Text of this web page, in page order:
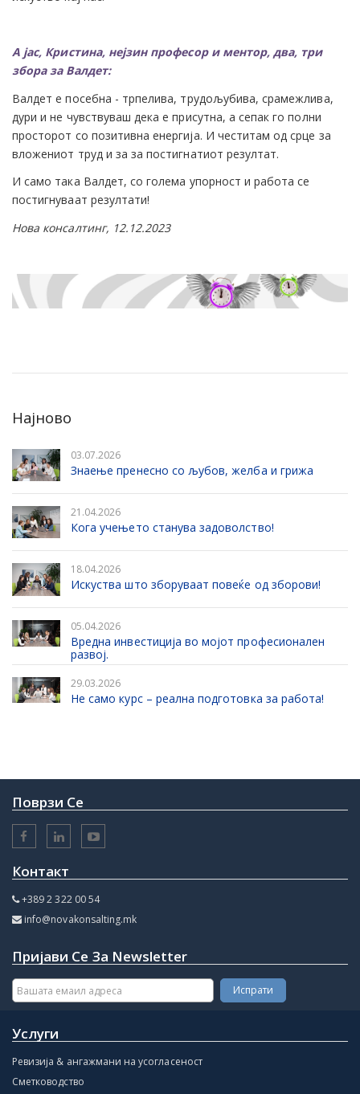
А јас, Кристина, нејзин професор и ментор, два, три
збора за Валдет:
Валдет е посебна - трпелива, трудољубива, срамежлива,
дури и не чувствуваш дека е присутна, а сепак го полни
просторот со позитивна енергија. И честитам од срце за
вложениот труд и за за постигнатиот резултат.
И само така Валдет, со голема упорност и работа се
постигнуваат резултати!
Нова консалтинг, 12.12.2023
Најново
03.07.2026
Знаење пренесно со љубов, желба и грижа
21.04.2026
Кога учењето станува задоволство!
18.04.2026
Искуства што зборуваат повеќе од зборови!
05.04.2026
Вредна инвестиција во мојот професионален
развој.
29.03.2026
Не само курс – реална подготовка за работа!
Поврзи Се
Контакт
+389 2 322 00 54
info@novakonsalting.mk
Пријави Се За Newsletter
Услуги
Ревизија & ангажмани на усогласеност
Сметководство